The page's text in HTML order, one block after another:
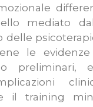
mediato
delle
le
preliminari,
il training